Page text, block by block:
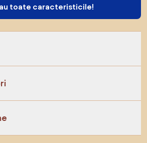
toate caracteristicile!